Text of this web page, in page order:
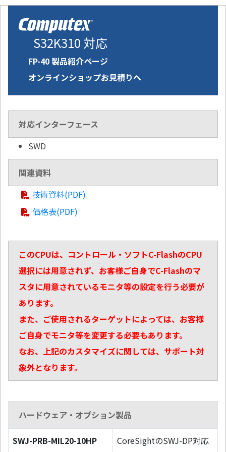
S32K310 対応
FP-40 製品紹介ページ
オンラインショップお見積りへ
対応インターフェース
SWD
関連資料
技術資料(PDF)
価格表(PDF)
このCPUは、コントロール・ソフトC-FlashのCPU
選択には用意されず、お客様ご自身でC-Flashのマ
スタに用意されているモニタ等の設定を行う必要が
あります。
また、ご使用されるターゲットによっては、お客様
ご自身でモニタ等を変更する必要もあります。
なお、上記のカスタマイズに関しては、サポート対
象外となります。
ハードウェア・オプション製品
SWJ-PRB-MIL20-10HP
CoreSightのSWJ-DP対応